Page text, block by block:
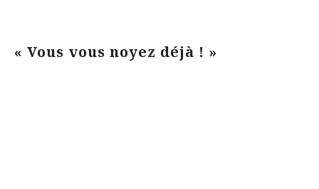
« Vous vous noyez déjà ! »